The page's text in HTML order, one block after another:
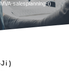
salesplanning-t